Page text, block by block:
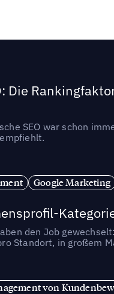
Die
SEO war schon
Google Marketing
den Job
Standort, in großem
von